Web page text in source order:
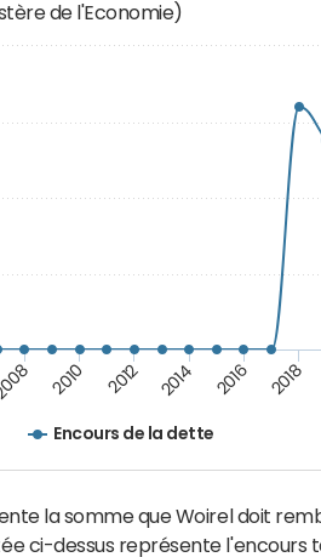
de l'Economie)
Encours de la dette
2010 2012 2014 2016 2018
la somme que Woirel doit
ci-dessus représente l'encours